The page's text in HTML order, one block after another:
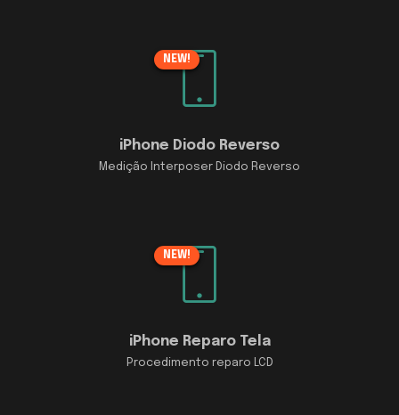
iPhone Diodo Reverso
Medição Interposer Diodo Reverso
NEW!
iPhone Reparo Tela
Procedimento reparo LCD
NEW!